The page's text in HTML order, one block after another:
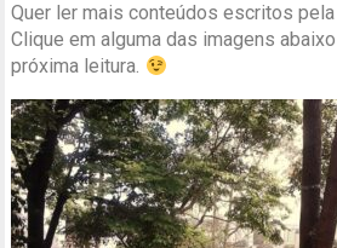
Quer ler mais conteúdos escritos
Clique em alguma das imagens
próxima leitura.